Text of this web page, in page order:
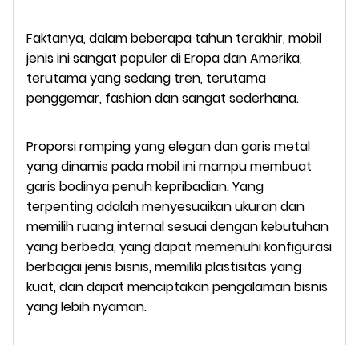
Faktanya, dalam beberapa tahun terakhir, mobil
jenis ini sangat populer di Eropa dan Amerika,
terutama yang sedang tren, terutama
penggemar, fashion dan sangat sederhana.
Proporsi ramping yang elegan dan garis metal
yang dinamis pada mobil ini mampu membuat
garis bodinya penuh kepribadian. Yang
terpenting adalah menyesuaikan ukuran dan
memilih ruang internal sesuai dengan kebutuhan
yang berbeda, yang dapat memenuhi konfigurasi
berbagai jenis bisnis, memiliki plastisitas yang
kuat, dan dapat menciptakan pengalaman bisnis
yang lebih nyaman.